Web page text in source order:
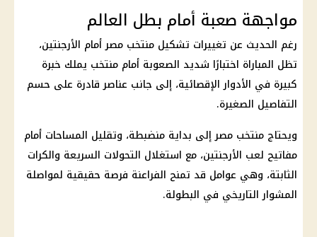
مواجهة صعبة أمام بطل العالم
رغم الحديث عن تغييرات تشكيل منتخب مصرأمام الأرجنتين،
تظل المباراة اختبارًا شديد الصعوبة أمام منتخب يملك خبرة
كبيرة في الأدوار الإقصائية، إلى جانب عناصر قادرة على حسم
التفاصيل الصغيرة.
ويحتاج منتخب مصرإلى بداية منضبطة، وتقليل المساحات أمام
مفاتيح لعب الأرجنتين، مع استغلال التحولات السريعة والكرات
الثابتة، وهي عوامل قد تمنح الفراعنة فرصة حقيقية لمواصلة
المشوار التاريخي في البطولة.